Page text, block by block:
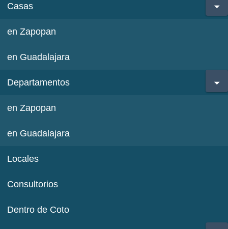
Casas
en Zapopan
en Guadalajara
Departamentos
en Zapopan
en Guadalajara
Locales
Consultorios
Dentro de Coto